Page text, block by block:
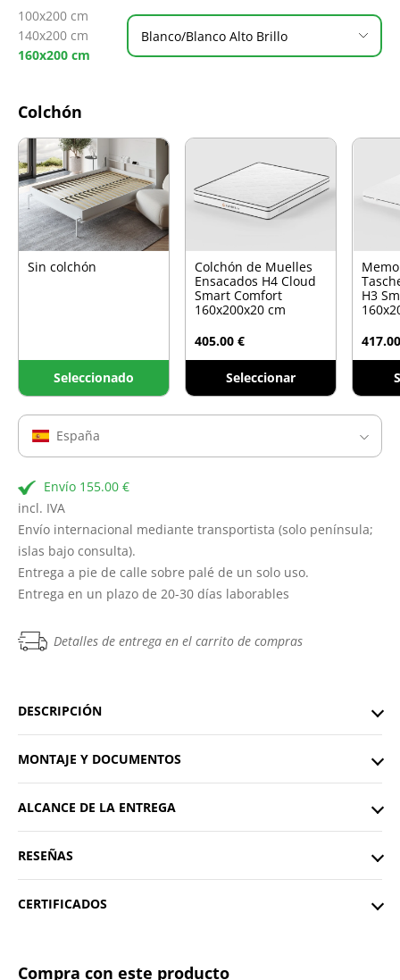
100x200 cm
140x200 cm
160x200 cm
Blanco/Blanco Alto Brillo
Colchón
Sin colchón
Seleccionado
Colchón de Muelles
Ensacados H4 Cloud
Smart Comfort
160x200x20 cm
405.00 €
Seleccionar
H3
España
Envío 155.00 €
incl. IVA
Envío internacional mediante transportista (solo península;
islas bajo consulta).
Entrega a pie de calle sobre palé de un solo uso.
Entrega en un plazo de 20-30 días laborables
Detalles de entrega en el carrito de compras
DESCRIPCIÓN
MONTAJE Y DOCUMENTOS
ALCANCE DE LA ENTREGA
RESEÑAS
CERTIFICADOS
Compra con este producto